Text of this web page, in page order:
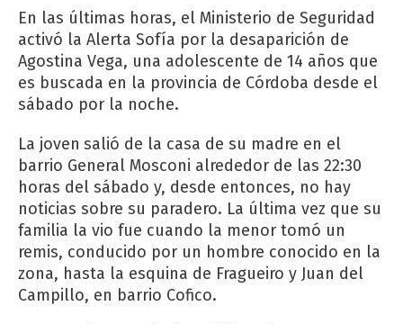
En las últimas horas, el Ministerio de Seguridad
activó la Alerta Sofía por la desaparición de
Agostina Vega, una adolescente de 14 años que
es buscada en la provincia de Córdoba desde el
sábado por la noche.
La joven salió de la casa de su madre en el
barrio General Mosconi alrededor de las 22:30
horas del sábado y, desde entonces, no hay
noticias sobre su paradero. La última vez que su
familia la vio fue cuando la menor tomó un
remis, conducido por un hombre conocido en la
zona, hasta la esquina de Fragueiro y Juan del
Campillo, en barrio Cofico.